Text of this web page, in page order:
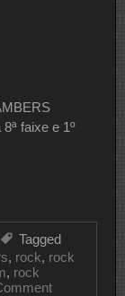
faixe e 1º
Tagged
, rock, rock
, rock
on